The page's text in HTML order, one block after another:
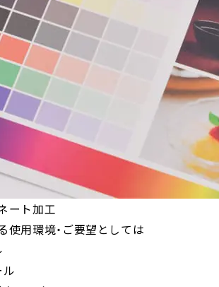
ート加工
使用環境・ご要望としては
ル